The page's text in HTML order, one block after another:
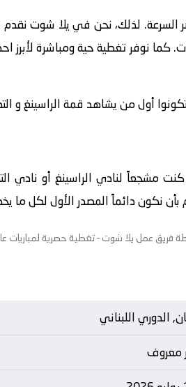
السرعة. لذلك، نحن في يلا شوت
كما نوفر تغطية حية ومباشرة لأبرز
أول من يشاهد قمة الراسينغ و
كنت مشجعاً لنادي الراسينغ أو نادي
دائماً المصدر الأول لكل ما يخص
فريق عمل يلا شوت– تغطية حصرية لمباريات عام
الدوري اللبناني
معروف